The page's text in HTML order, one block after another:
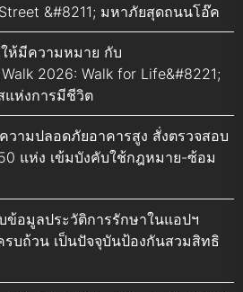
&#8211; มหาภัยสุดถนนโอ๊ค
ให้มีความหมาย กับ
2026: Walk for Life&#8221;
ห่งการมีชีวิต
วามปลอดภัยอาคารสูง สั่งตรวจสอบ
แห่ง เข้มบังคับใช้กฎหมาย-ซ้อม
ข้อมูลประวัติการรักษาในแอปฯ
บถ้วน เป็นปัจจุบันป้องกันสวมสิทธิ